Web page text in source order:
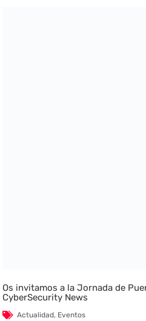
Os invitamos a la Jornada de
CyberSecurity News
Actualidad, Eventos